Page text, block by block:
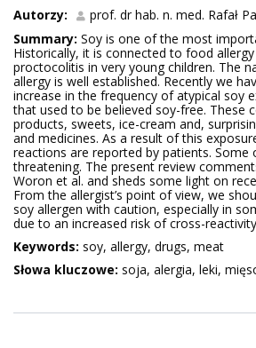
Autorzy:
prof. dr hab. n. med. Rafał
Summary: Soy is one of the most
Historically, it is connected to food
proctocolitis in very young children. The
allergy is well established. Recently we
increase in the frequency of atypical soy
that used to be believed soy-free. These
products, sweets, ice-cream and,
and medicines. As a result of this
reactions are reported by patients.
threatening. The present review
Woron et al. and sheds some light on
From the allergist’s point of view, we
soy allergen with caution, especially in
due to an increased risk of cross-
Keywords: soy, allergy, drugs, meat
Słowa kluczowe: soja, alergia, leki,